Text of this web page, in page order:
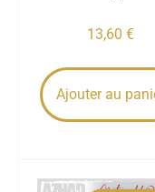
13,60 €
Ajouter au